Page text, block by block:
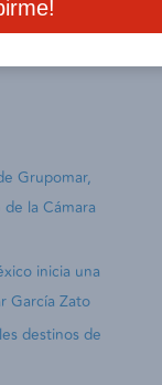
Grupomar,
la Cámara
inicia una
García Zato
destinos de